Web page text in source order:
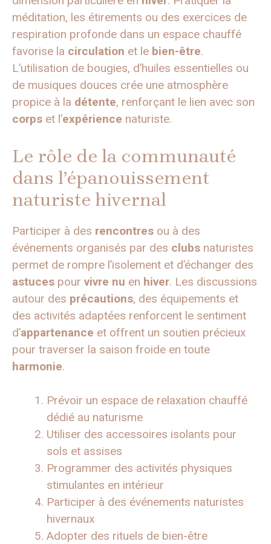
méditation, les étirements ou des exercices de
respiration profonde dans un espace chauffé
favorise la circulation et le bien-être.
L’utilisation de bougies, d’huiles essentielles ou
de musiques douces crée une atmosphère
propice à la détente, renforçant le lien avec son
corps et l’expérience naturiste.
Le rôle de la communauté
dans l’épanouissement
naturiste hivernal
Participer à des rencontres ou à des
événements organisés par des clubs naturistes
permet de rompre l’isolement et d’échanger des
astuces pour vivre nu en hiver. Les discussions
autour des précautions, des équipements et
des activités adaptées renforcent le sentiment
d’appartenance et offrent un soutien précieux
pour traverser la saison froide en toute
harmonie.
Prévoir un espace de relaxation chauffé
dédié au naturisme
Utiliser des accessoires isolants pour
sols et assises
Programmer des activités physiques
stimulantes en intérieur
Participer à des événements naturistes
hivernaux
Adopter des rituels de bien-être